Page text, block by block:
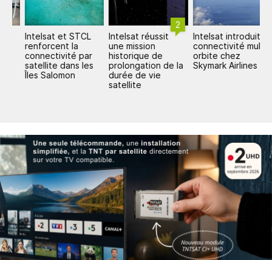
Intelsat et STCL
renforcent la
connectivité par
satellite dans les
Îles Salomon
2
Intelsat réussit
une mission
historique de
prolongation de la
durée de vie
satellite
Intelsat introduit la
connectivité multi-
orbite chez
Skymark Airlines